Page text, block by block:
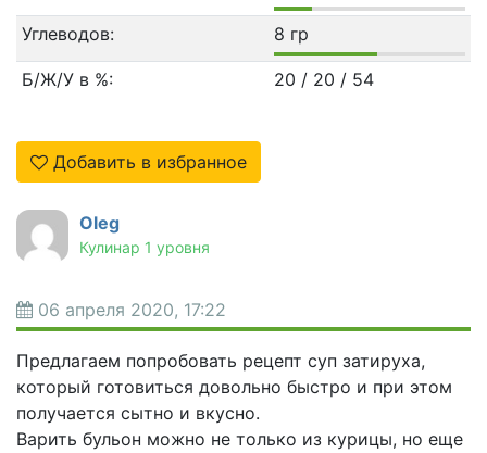
Углеводов: 8 гр
Б/Ж/У в %: 20 / 20 / 54
Добавить в избранное
Oleg
Кулинар 1 уровня
06 апреля 2020, 17:22
Предлагаем попробовать рецепт суп затируха,
который готовиться довольно быстро и при этом
получается сытно и вкусно.
Варить бульон можно не только из курицы, но еще